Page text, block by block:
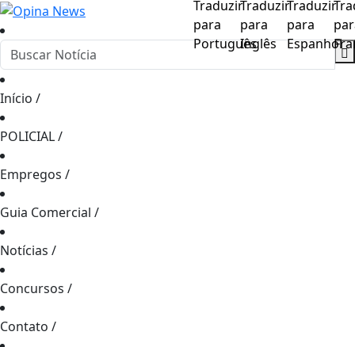
Início /
POLICIAL/
Empregos /
Guia Comercial /
Notícias /
Concursos /
Contato /